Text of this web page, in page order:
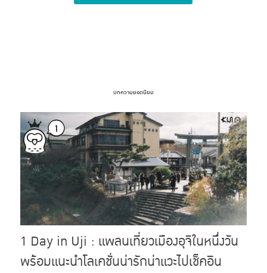
บทความยอดนิยม
1 Day in Uji : แพลนเที่ยวเมืองอุจิในหนึ่งวัน
พร้อมแนะนำโลเคชั่นน่ารักน่าแวะไปเช็คอิน